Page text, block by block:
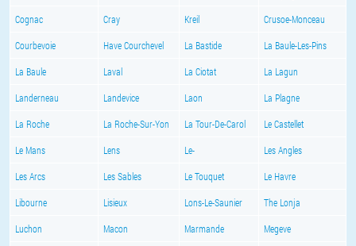
Cognac Cray Kreil Crusoe-Monceau
Courbevoie Have Courchevel La Bastide La Baule-Les-Pins
La Baule Laval La Ciotat La Lagun
Landerneau Landevice Laon La Plagne
La Roche La Roche-Sur-Yon La Tour-De-Carol Le Castellet
Le Mans Lens Le- Les Angles
Les Arcs Les Sables Le Touquet Le Havre
Libourne Lisieux Lons-Le-Saunier The Lonja
Luchon Macon Marmande Megeve